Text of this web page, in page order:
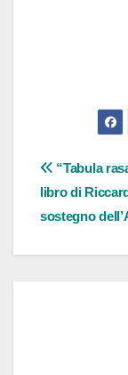
“Tabula
libro di
sostegno